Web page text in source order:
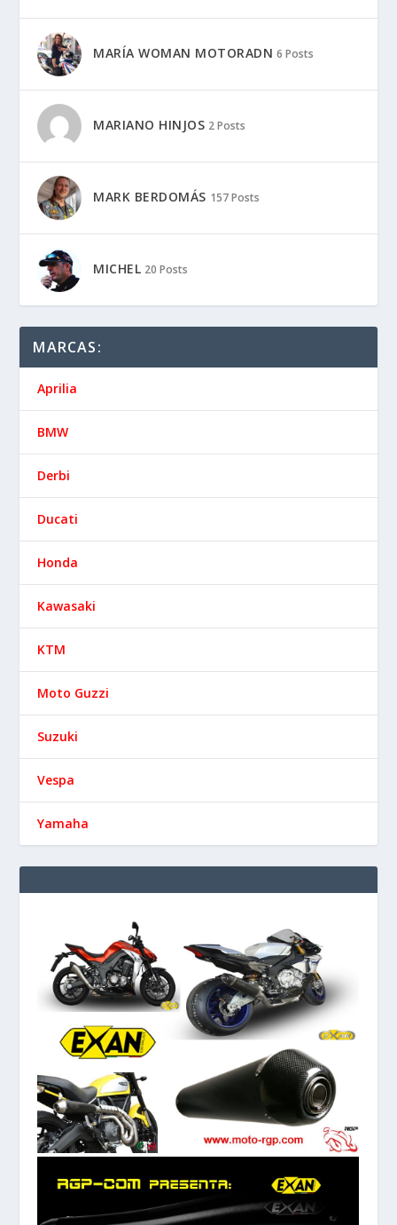
MARÍA WOMAN MOTORADN 6 Posts
MARIANO HINJOS 2 Posts
MARK BERDOMÁS 157 Posts
MICHEL 20 Posts
MARCAS:
Aprilia
BMW
Derbi
Ducati
Honda
Kawasaki
KTM
Moto Guzzi
Suzuki
Vespa
Yamaha